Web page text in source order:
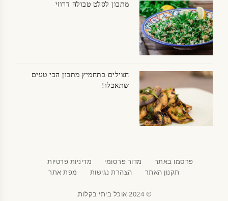
מתכון לסלט טבולה דרוזי
חצילים בתחמיץ מתכון הכי טעים
שתאכלו!
פרסמו באתר מדור פרסומי
מדיניות פרטיות
תקנון האתר
הצהרת נגישות מפת אתר
© 2024 אוכל ביתי בקלות.